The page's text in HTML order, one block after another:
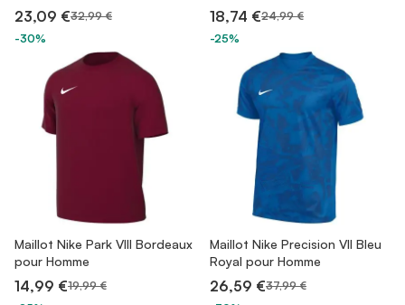
23,09 €32,99 €
-30%
18,74 €24,99 €
-25%
Maillot Nike Park VIII Bordeaux
pour Homme
14,99 €19,99 €
Maillot Nike Precision VII Bleu
Royal pour Homme
26,59 €37,99 €